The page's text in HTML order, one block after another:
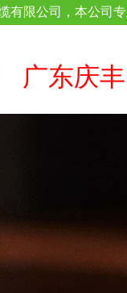
有限公司，本公司
广东庆